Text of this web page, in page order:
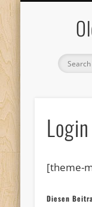
Login
[theme-
Diesen